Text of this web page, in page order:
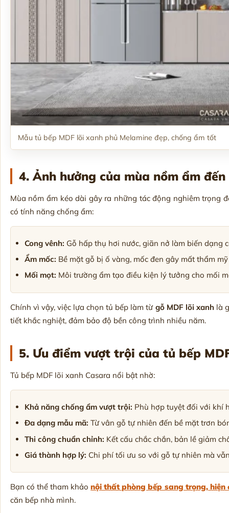
Mẫu tủ bếp MDF lõi xanh phủ Melamine đẹp, chống ẩm tốt
4. Ảnh hưởng của mùa nồm ẩm
Mùa nồm ẩm kéo dài gây ra những tác động nghiêm trọng
có tính năng chống ẩm:
Cong vênh: Gỗ hấp thụ hơi nước, giãn nở làm biến dạng
Ẩm mốc: Bề mặt gỗ bị ố vàng, mốc đen gây mất thẩm
Mối mọt: Môi trường ẩm tạo điều kiện lý tưởng cho mối
Chính vì vậy, việc lựa chọn tủ bếp làm từ gỗ MDF lõi xanh là
tiết khắc nghiệt, đảm bảo độ bền công trình nhiều năm.
5. Ưu điểm vượt trội của tủ bếp
Tủ bếp MDF lõi xanh Casara nổi bật nhờ:
Khả năng chống ẩm vượt trội: Phù hợp tuyệt đối với khí
Đa dạng mẫu mã: Từ vân gỗ tự nhiên đến bề mặt trơn
Thi công chuẩn chỉnh: Kết cấu chắc chắn, bản lề giảm
Giá thành hợp lý: Chi phí tối ưu so với gỗ tự nhiên mà
Bạn có thể tham khảo nội thất phòng bếp sang trọng, hiện
căn bếp nhà mình.